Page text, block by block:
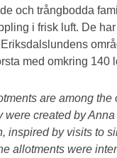
och trångbodda
i frisk luft. De
med omkring 140
are among the
were created by
inspired by visits to
allotments were